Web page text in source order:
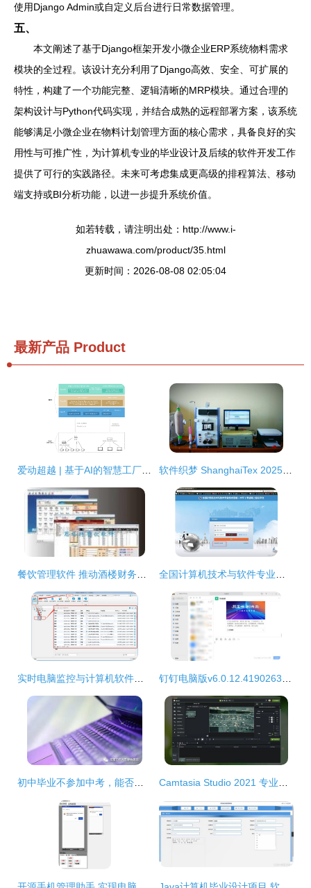
使用Django Admin或自定义后台进行日常数据管理。
五、
本文阐述了基于Django框架开发小微企业ERP系统物料需求
模块的全过程。该设计充分利用了Django高效、安全、可扩展的
特性，构建了一个功能完整、逻辑清晰的MRP模块。通过合理的
架构设计与Python代码实现，并结合成熟的远程部署方案，该系统
能够满足小微企业在物料计划管理方面的核心需求，具备良好的实
用性与可推广性，为计算机专业的毕业设计及后续的软件开发工作
提供了可行的实践路径。未来可考虑集成更高级的排程算法、移动
端支持或BI分析功能，以进一步提升系统价值。
如若转载，请注明出处：http://www.i-
zhuawawa.com/product/35.html
更新时间：2026-08-08 02:05:04
最新产品 Product